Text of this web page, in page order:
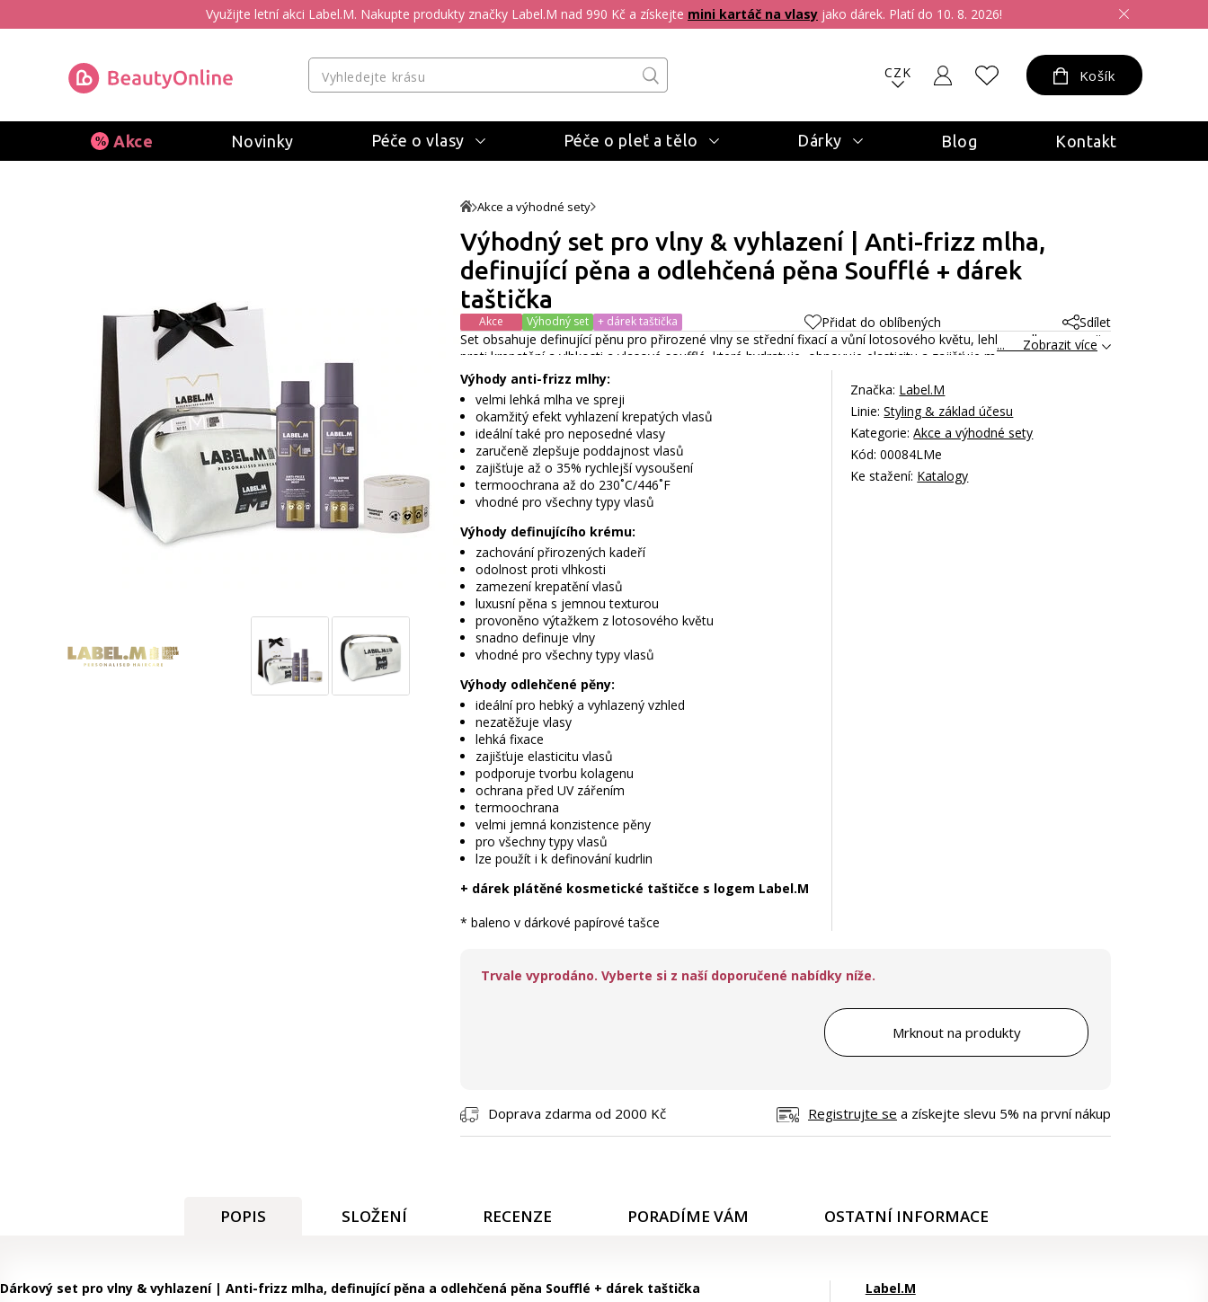
Využijte letní akci Label.M. Nakupte produkty značky Label.M nad 990 Kč a získejte mini kartáč na vlasy jako dárek. Platí do 10. 8. 2026!
CZK Košík
Akce Novinky Péče o vlasy Péče o pleť a tělo Dárky Blog Kontakt
Akce a výhodné sety
Výhodný set pro vlny & vyhlazení | Anti-frizz mlha,
definující pěna a odlehčená pěna Soufflé + dárek
taštička
Akce Výhodný set + dárek taštička Přidat do oblíbených
Sdílet
Set obsahuje definující pěnu pro přirozené vlny se střední fixací a vůní lotosového květu, lehkou mlhu ve spreji
proti krepatění a vlhkosti a vlasové soufflé, které hydratuje, obnovuje elasticitu a zajišťuje měkké, volné vlny s
přirozenou strukturou.Celý popis
... Zobrazit více
Výhody anti-frizz mlhy:
velmi lehká mlha ve spreji
okamžitý efekt vyhlazení krepatých vlasů
ideální také pro neposedné vlasy
zaručeně zlepšuje poddajnost vlasů
zajišťuje až o 35% rychlejší vysoušení
termoochrana až do 230˚C/446˚F
vhodné pro všechny typy vlasů
Výhody definujícího krému:
zachování přirozených kadeří
odolnost proti vlhkosti
zamezení krepatění vlasů
luxusní pěna s jemnou texturou
provoněno výtažkem z lotosového květu
snadno definuje vlny
vhodné pro všechny typy vlasů
Výhody odlehčené pěny:
ideální pro hebký a vyhlazený vzhled
nezatěžuje vlasy
lehká fixace
zajišťuje elasticitu vlasů
podporuje tvorbu kolagenu
ochrana před UV zářením
termoochrana
velmi jemná konzistence pěny
pro všechny typy vlasů
lze použít i k definování kudrlin
+ dárek plátěné kosmetické taštičce s logem Label.M
* baleno v dárkové papírové tašce
Značka: Label.M
Linie:Styling & základ účesu
Kategorie:Akce a výhodné sety
Kód: 00084LMe
Ke stažení: Katalogy
Trvale vyprodáno. Vyberte si z naší doporučené nabídky níže.
Mrknout na produkty
Doprava zdarma od 2000 Kč Registrujte se a získejte slevu 5% na první nákup
POPIS SLOŽENÍ RECENZE PORADÍME VÁM OSTATNÍ INFORMACE
Dárkový set pro vlny & vyhlazení | Anti-frizz mlha, definující pěna a odlehčená pěna Soufflé + dárek taštička
Label.M